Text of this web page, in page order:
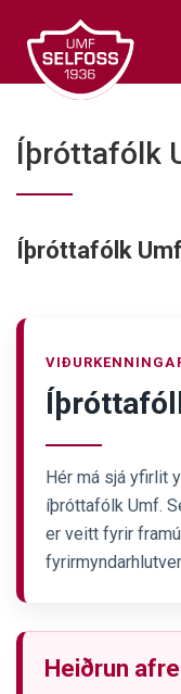
efni
Íþróttafólk
Íþróttafólk
Hér má sjá yfirlit
íþróttafólk Umf.
er veitt fyrir
Heiðrun